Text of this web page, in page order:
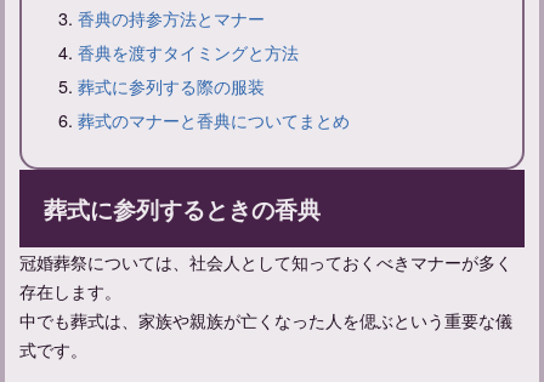
火葬までの流れ：手続きと準備について知る遺族のためのガイド
香典の持参方法とマナー
香典を渡すタイミングと方法
葬式に参列する際の服装
葬式のマナーと香典についてまとめ
葬式に参列するときの香典
冠婚葬祭については、社会人として知っておくべきマナーが多く
存在します。
中でも葬式は、家族や親族が亡くなった人を偲ぶという重要な儀
式です。